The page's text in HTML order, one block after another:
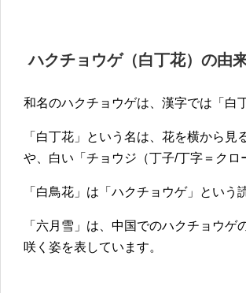
ハクチョウゲ（白丁花） の由
和名のハクチョウゲは、漢字では「白
「白丁花」という名は、花を横から
や、白い「チョウジ（丁子/丁字＝ク
「白鳥花」は「ハクチョウゲ」とい
「六月雪」は、中国でのハクチョウ
咲く姿を表しています。